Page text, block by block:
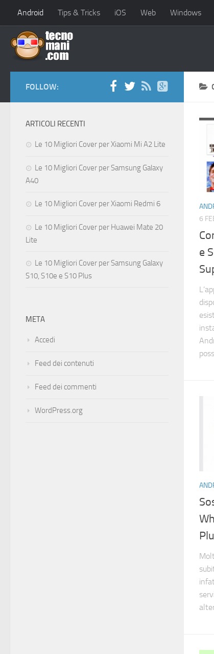
Android Tips & Tricks iOS Web Windows
6
e
FOLLOW:
ARTICOLI RECENTI
Le 10 Migliori Cover per Xiaomi Mi A2 Lite
Le 10 Migliori Cover per Samsung Galaxy
A40
Le 10 Migliori Cover per Xiaomi Redmi 6
Le 10 Migliori Cover per Huawei Mate 20
Lite
Le 10 Migliori Cover per Samsung Galaxy
S10, S10e e S10 Plus
META
Accedi
Feed dei contenuti
Feed dei commenti
WordPress.org